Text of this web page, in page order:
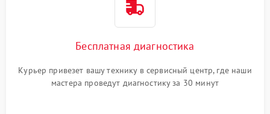
Бесплатная диагностика
Курьер привезет вашу технику в сервисный центр, где наши
мастера проведут диагностику за 30 минут